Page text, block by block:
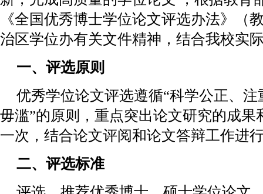
《全国优秀博士学位论文评选办法》（
治区学位办有关文件精神，结合我校实
一、评选原则
优秀学位论文评选遵循“科学公正、
毋滥”的原则，重点突出论文研究的成
一次，结合论文评阅和论文答辩工作进
二、评选标准